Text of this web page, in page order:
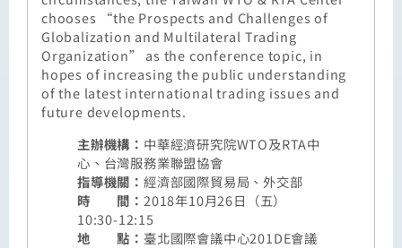
chooses “the Prospects and Challenges of
Globalization and Multilateral Trading
Organization” as the conference topic, in
hopes of increasing the public understanding
of the latest international trading issues and
future developments.
主辦機構： 中華經濟研究院WTO及RTA中
心、台灣服務業聯盟協會
指導機關： 經濟部國際貿易局、外交部
時 間： 2018年10月26日（五）
10:30-12:15
地 點： 臺北國際會議中心201DE會議